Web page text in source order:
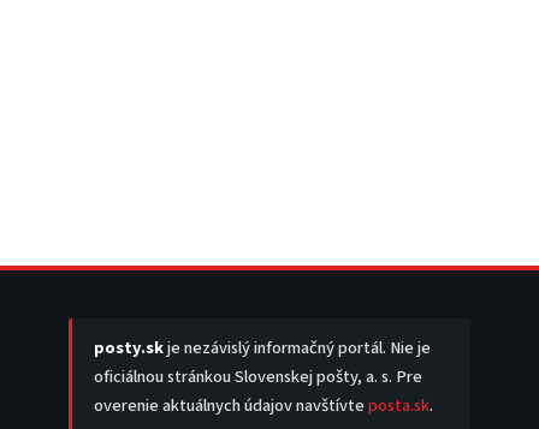
posty.skje nezávislý informačný portál. Nie je
oficiálnou stránkou Slovenskej pošty, a. s. Pre
overenie aktuálnych údajov navštívteposta.sk.